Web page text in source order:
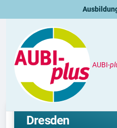
AUBI-
Duales Studium
Aktuelle duale
Dresden